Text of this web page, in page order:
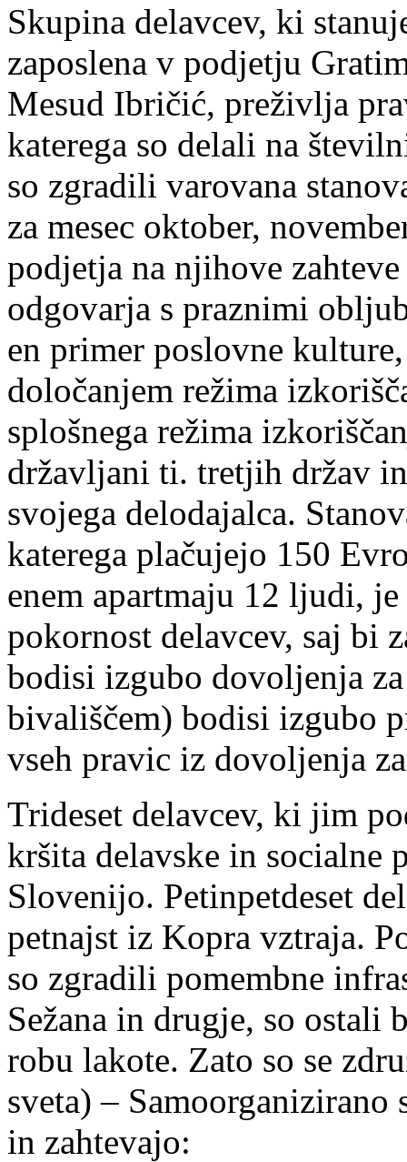
Skupina delavcev, ki
zaposlena v podjetju
Mesud Ibričić, preživlja
katerega so delali na
so zgradili varovana
za mesec oktober,
podjetja na njihove
odgovarja s praznimi
en primer poslovne
določanjem režima
splošnega režima
državljani ti. tretjih držav
svojega delodajalca.
katerega plačujejo 150
enem apartmaju 12 ljudi, je
pokornost delavcev, saj bi
bodisi izgubo dovoljenja
bivališčem) bodisi izgubo
vseh pravic iz dovoljenja
Trideset delavcev, ki jim
kršita delavske in socialne
Slovenijo. Petinpetdeset
petnajst iz Kopra vztraja.
so zgradili pomembne
Sežana in drugje, so ostali
robu lakote. Zato so se
sveta) –
in zahtevajo: